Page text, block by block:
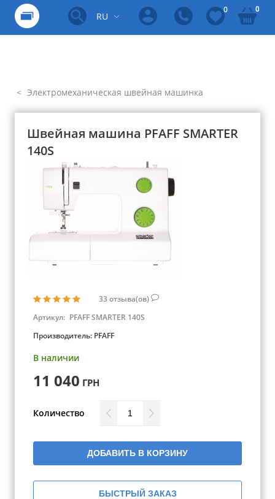
RU
0 0
Электромеханическая швейная машинка
Швейная машина PFAFF SMARTER
140S
33отзыва(ов)
Артикул: PFAFF SMARTER 140S
Производитель: PFAFF
В наличии
11 040 ГРН
Количество
ДОБАВИТЬ В КОРЗИНУ
БЫСТРЫЙ ЗАКАЗ